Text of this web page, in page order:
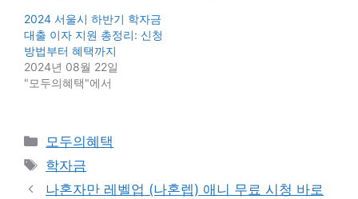
2024 서울시 하반기 학자금
대출 이자 지원 총정리: 신청
방법부터 혜택까지
2024년 08월 22일
"모두의혜택"에서
Categories
모두의혜택
Tags
학자금
나혼자만 레벨업 (나혼렙) 애니 무료 시청 바로